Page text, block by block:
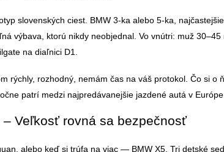
330d xDrive
M340d xDrive
slovenských ciest. BMW 3-ka alebo 5-ka,
výbava, ktorú nikdy neobjednal. Vo vnútri: muž
na diaľnici D1.
rýchly, rozhodný, nemám čas na váš protokol. Čo si
patrí medzi najpredávanejšie jazdené autá v
– Veľkosť rovná sa bezpečnosť
alebo keď si trúfa na viac — BMW X5. Tri detské